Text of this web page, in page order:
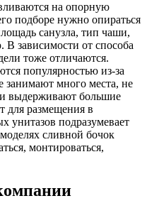
на опорную
подборе нужно опираться
санузла, тип чаши,
зависимости от способа
тоже отличаются.
популярностью из-за
занимают много места, не
выдерживают большие
для размещения в
унитазов подразумевает
сливной бочок
монтироваться,